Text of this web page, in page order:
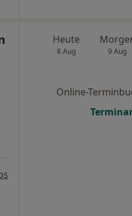
Heute
8 Aug 9 Aug
Online-